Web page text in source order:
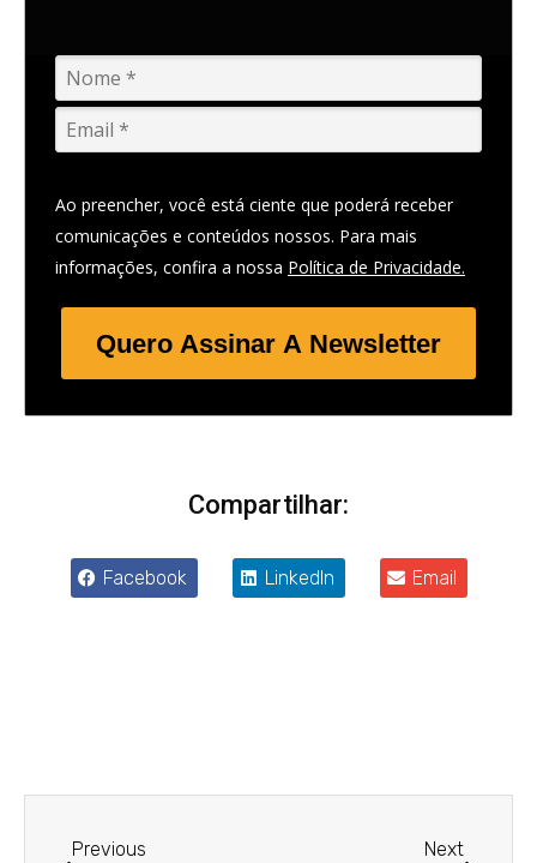
Ao preencher, você está ciente que poderá receber
comunicações e conteúdos nossos. Para mais
informações, confira a nossa Política de Privacidade.
Quero Assinar A Newsletter
Compartilhar:
Facebook LinkedIn Email
Previous Next